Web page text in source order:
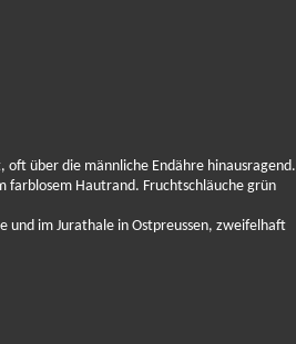
oft über die männliche Endähre hinausragend.
Hautrand. Fruchtschläuche grün
und im Jurathale in Ostpreussen, zweifelhaft